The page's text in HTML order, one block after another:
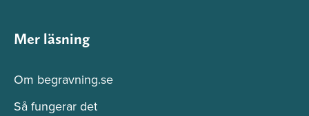
Mer läsning
Om begravning.se
Så fungerar det